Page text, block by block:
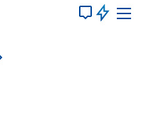
voraussichtlich